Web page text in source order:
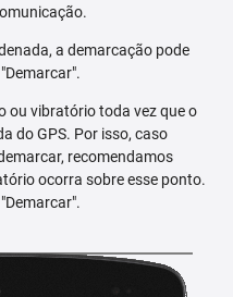
a demarcação pode
ou vibratório toda vez que o
do GPS. Por isso, caso
recomendamos
ocorra sobre esse ponto.